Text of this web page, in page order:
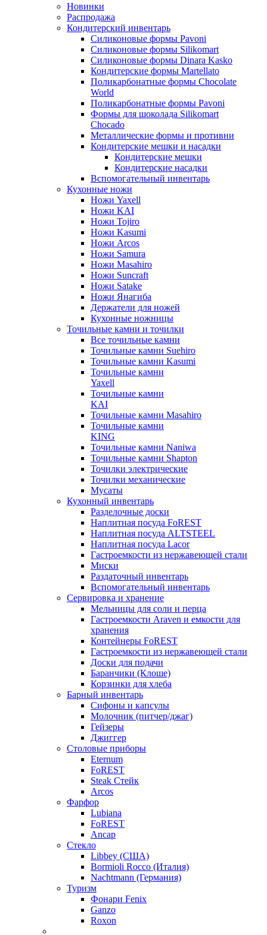
Новинки
Распродажа
Кондитерский инвентарь
Силиконовые формы Pavoni
Силиконовые формы Silikomart
Силиконовые формы Dinara Kasko
Кондитерские формы Martellato
Поликарбонатные формы Chocolate
World
Поликарбонатные формы Pavoni
Формы для шоколада Silikomart
Chocado
Металлические формы и противни
Кондитерские мешки и насадки
Кондитерские мешки
Кондитерские насадки
Вспомогательный инвентарь
Кухонные ножи
Ножи Yaxell
Ножи KAI
Ножи Tojiro
Ножи Kasumi
Ножи Arcos
Ножи Samura
Ножи Masahiro
Ножи Suncraft
Ножи Satake
Ножи Янагиба
Держатели для ножей
Кухонные ножницы
Точильные камни и точилки
Все точильные камни
Точильные камни Suehiro
Точильные камни Kasumi
Точильные камни
Yaxell
Точильные камни
KAI
Точильные камни Masahiro
Точильные камни
KING
Точильные камни Naniwa
Точильные камни Shapton
Точилки электрические
Точилки механические
Мусаты
Кухонный инвентарь
Разделочные доски
Наплитная посуда FoREST
Наплитная посуда ALTSTEEL
Наплитная посуда Lacor
Гастроемкости из нержавеющей стали
Миски
Раздаточный инвентарь
Вспомогательный инвентарь
Сервировка и хранение
Мельницы для соли и перца
Гастроемкости Araven и емкости для
хранения
Контейнеры FoREST
Гастроемкости из нержавеющей стали
Доски для подачи
Баранчики (Клоше)
Корзинки для хлеба
Барный инвентарь
Сифоны и капсулы
Молочник (питчер/джаг)
Гейзеры
Джиггер
Столовые приборы
Eternum
FoREST
Steak Стейк
Arcos
Фарфор
Lubiana
FoREST
Ancap
Стекло
Libbey (США)
Bormioli Rocco (Италия)
Nachtmann (Германия)
Туризм
Фонари Fenix
Ganzo
Roxon